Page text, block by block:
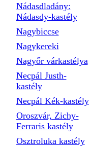
Nádasdladány:
Nádasdy-kastély
Nagybiccse
Nagykereki
Nagyőr várkastélya
Necpál Justh-
kastély
Necpál Kék-kastély
Oroszvár, Zichy-
Ferraris kastély
Osztroluka kastély